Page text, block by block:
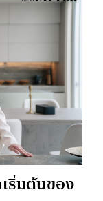
ริ่มต้นของ